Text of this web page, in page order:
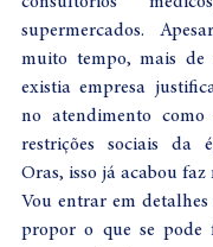
supermercados.
muito tempo, mais de
existia empresa
no atendimento como
restrições sociais da
Oras, isso já acabou faz
Vou entrar em detalhes
propor o que se pode